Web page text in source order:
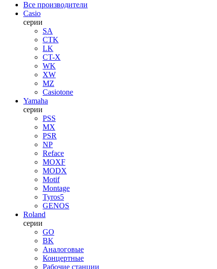
Все производители
Casio
серии
SA
CTK
LK
CT-X
WK
XW
MZ
Casiotone
Yamaha
серии
PSS
MX
PSR
NP
Reface
MOXF
MODX
Motif
Montage
Tyros5
GENOS
Roland
серии
GO
BK
Аналоговые
Концертные
Рабочие станции